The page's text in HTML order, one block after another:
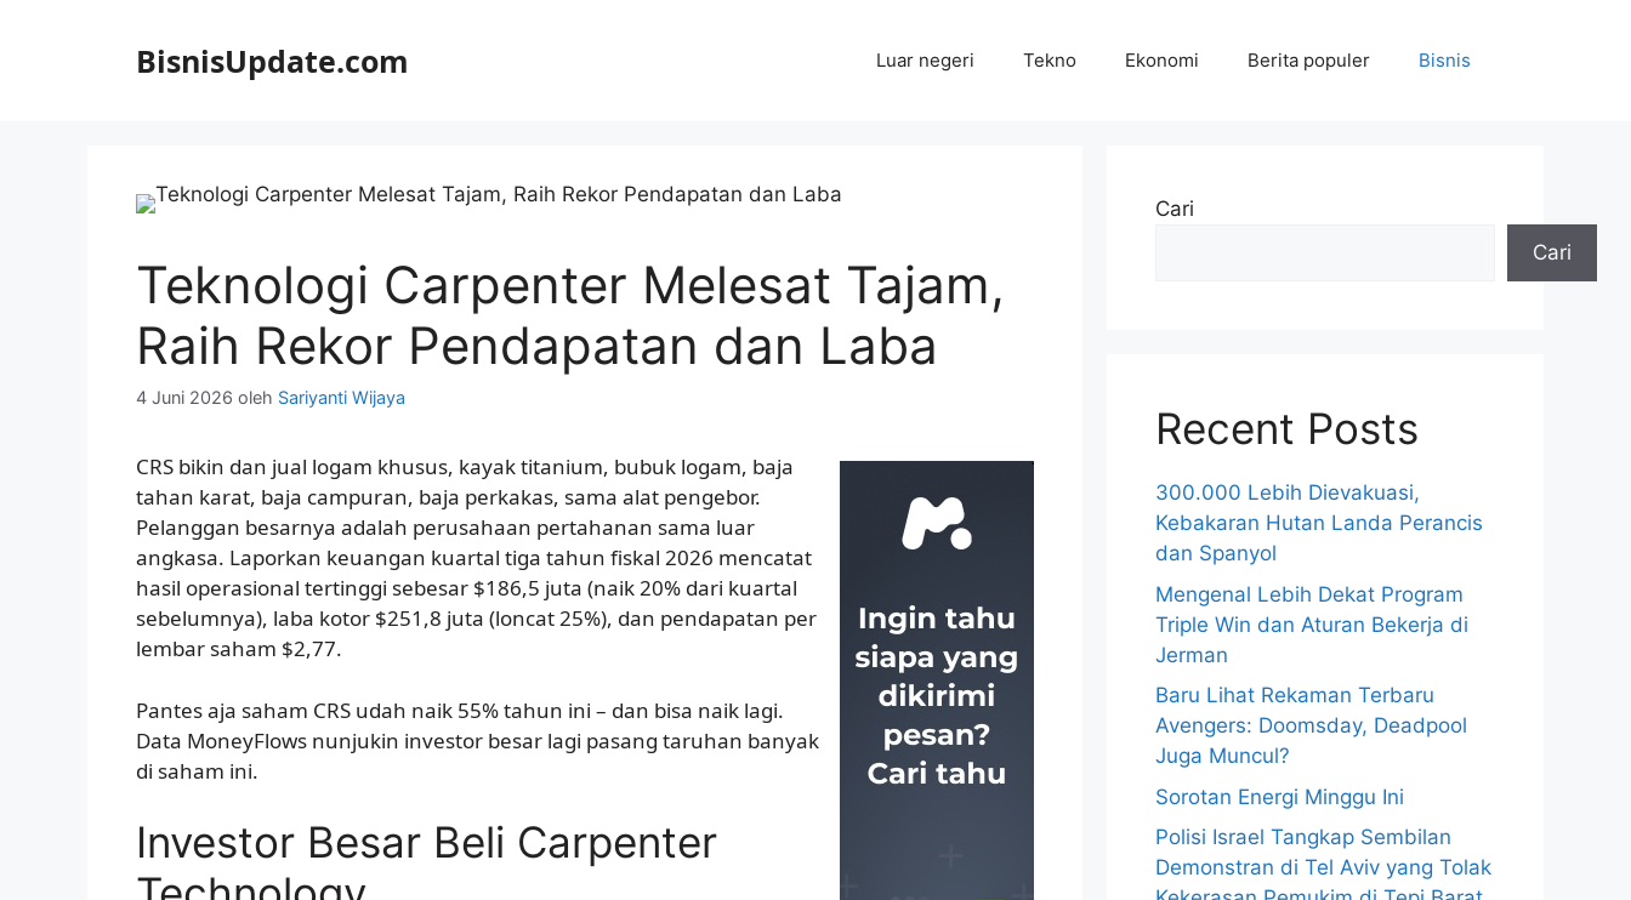
BisnisUpdate.com Luar negeri Tekno Ekonomi Berita populer Bisnis
Teknologi Carpenter Melesat Tajam,
Raih Rekor Pendapatan dan Laba
4 Juni 2026 oleh Sariyanti Wijaya
CRS bikin dan jual logam khusus, kayak titanium, bubuk logam, baja
tahan karat, baja campuran, baja perkakas, sama alat pengebor.
Pelanggan besarnya adalah perusahaan pertahanan sama luar
angkasa. Laporkan keuangan kuartal tiga tahun fiskal 2026 mencatat
hasil operasional tertinggi sebesar $186,5 juta (naik 20% dari kuartal
sebelumnya), laba kotor $251,8 juta (loncat 25%), dan pendapatan per
lembar saham $2,77.
Pantes aja saham CRS udah naik 55% tahun ini – dan bisa naik lagi.
Data MoneyFlows nunjukin investor besar lagi pasang taruhan banyak
di saham ini.
Investor Besar Beli Carpenter
Cari
Cari
Recent Posts
300.000 Lebih Dievakuasi,
Kebakaran Hutan Landa Perancis
dan Spanyol
Mengenal Lebih Dekat Program
Triple Win dan Aturan Bekerja di
Jerman
Baru Lihat Rekaman Terbaru
Avengers: Doomsday, Deadpool
Juga Muncul?
Sorotan Energi Minggu Ini
Polisi Israel Tangkap Sembilan
Demonstran di Tel Aviv yang Tolak